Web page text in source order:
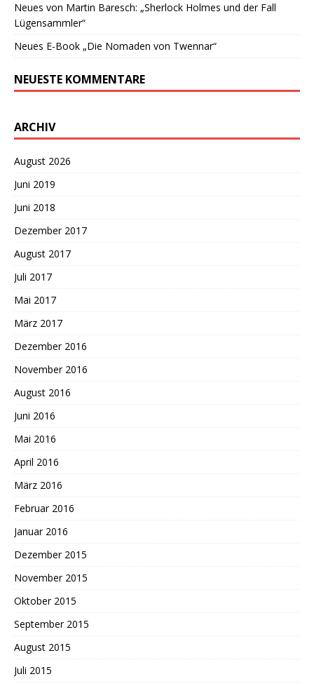
Neues von Martin Baresch: „Sherlock Holmes und der Fall
Lügensammler“
Neues E-Book „Die Nomaden von Twennar“
NEUESTE KOMMENTARE
ARCHIV
August 2026
Juni 2019
Juni 2018
Dezember 2017
August 2017
Juli 2017
Mai 2017
März 2017
Dezember 2016
November 2016
August 2016
Juni 2016
Mai 2016
April 2016
März 2016
Februar 2016
Januar 2016
Dezember 2015
November 2015
Oktober 2015
September 2015
August 2015
Juli 2015